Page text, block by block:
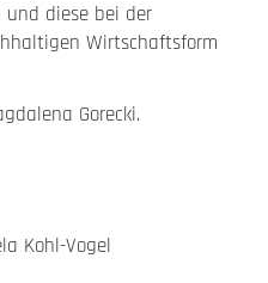
und diese bei der
Wirtschaftsform
Gorecki.
Kohl-Vogel